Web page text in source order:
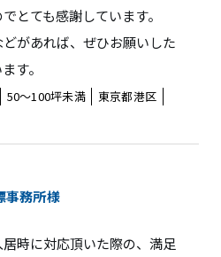
とても感謝しています。
があれば、ぜひお願いした
す。
50〜100坪未満
東京都港区
事務所様
時に対応頂いた際の、満足